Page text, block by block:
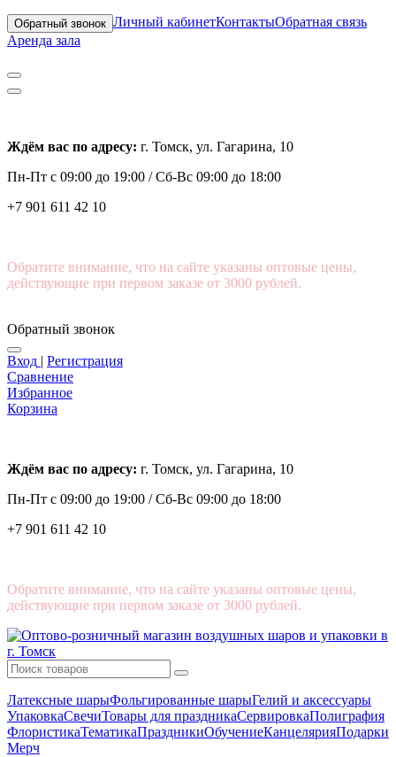
Обратный звонок Личный кабинетКонтактыОбратная связь
Аренда зала
Ждём вас по адресу: г. Томск, ул. Гагарина, 10
Пн-Пт с 09:00 до 19:00 /Сб-Вс 09:00 до 18:00
+7 901 611 42 10
Обратите внимание, что на сайте указаны оптовые цены,
действующие при первом заказе от 3000 рублей.
Обратный звонок
Вход | Регистрация
Сравнение
Избранное
Корзина
Ждём вас по адресу: г. Томск, ул. Гагарина, 10
Пн-Пт с 09:00 до 19:00 /Сб-Вс 09:00 до 18:00
+7 901 611 42 10
Обратите внимание, что на сайте указаны оптовые цены,
действующие при первом заказе от 3000 рублей.
Латексные шарыФольгированные шарыГелий и аксессуары
УпаковкаСвечиТовары для праздникаСервировкаПолиграфия
ФлористикаТематикаПраздникиОбучениеКанцелярияПодарки
Мерч